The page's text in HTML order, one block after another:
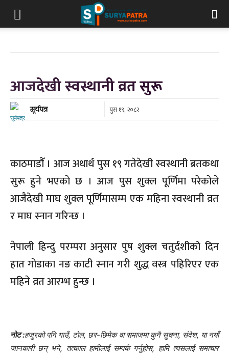
आजदेखी स्वस्थानी व्रत सुरू
सूर्यपत्र पुस १९, २०८२
काठमाडाैँ । आज अथार्थ पुस १९ गतेदेखी स्वस्थानी ब्रतकथा
सुरू हुने भएकाे छ । आज पुस शुक्ल पूर्णिमा परेकाेले
आजैदेखी माघ शुक्ल पूर्णिमासम्म एक महिना स्वस्थानी व्रत
र माघ स्नान गरिन्छ ।
नेपाली हिन्दु परम्परा अनुसार पुष शुक्ल चतुर्दशीको दिन
हात गोडाका नङ काटी स्नान गरी शुद्ध वस्त्र पहिरिएर एक
महिने व्रत आरम्भ हुन्छ ।
नोट :हजुरको पनि गाउँ, टोल, छर-छिमेक वा समाजमा कुनै सुचना, संदेश, या नयाँ
जानकारी छन् भने, तत्काल हामीलाई सम्पर्क गर्नुहोस, हामि त्यसलाई समाचार